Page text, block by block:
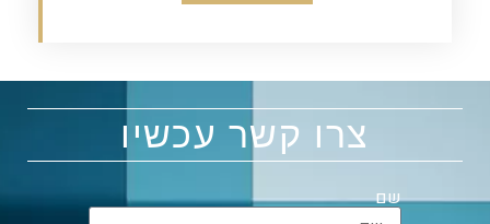
צרו קשר עכשיו
שם